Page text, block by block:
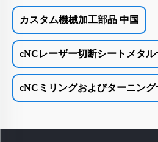
カスタム機械加工部品 中国
cNCレーザー切断シートメタル
cNCミリングおよびターニング